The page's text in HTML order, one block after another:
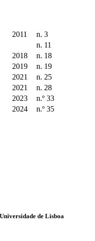
2011 n. 3
n. 11
2018 n. 18
2019 n. 19
2021 n. 25
2021 n. 28
2023 n.º 33
2024 n.º 35
de Lisboa